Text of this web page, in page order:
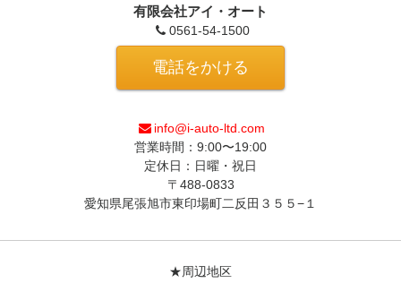
有限会社アイ・オート
0561-54-1500
電話をかける
info@i-auto-ltd.com
営業時間：9:00〜19:00
定休日：日曜・祝日
〒488-0833
愛知県尾張旭市東印場町二反田３５５−１
★周辺地区